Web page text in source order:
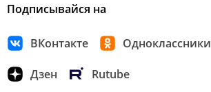
Подписывайся на
ВКонтакте Одноклассники
Дзен Rutube